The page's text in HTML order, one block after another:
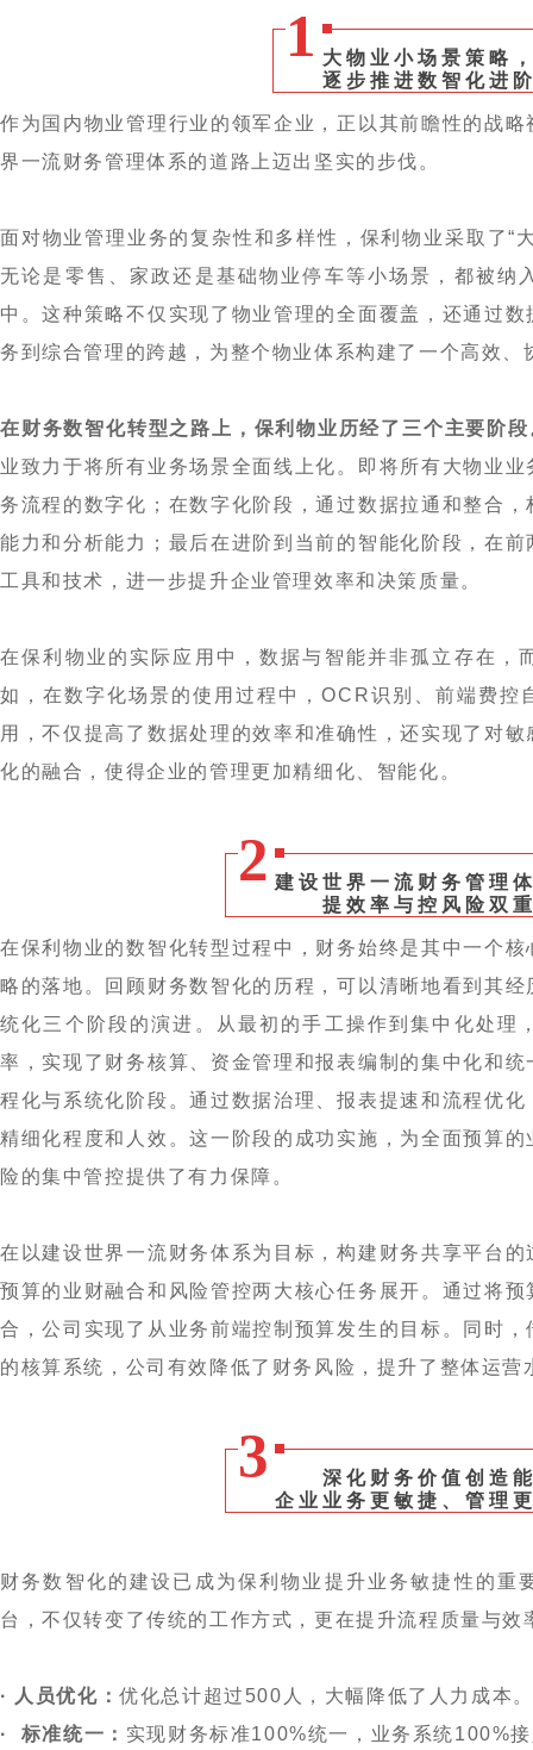
1 大物业小场景策略
逐步推进数智化进
作为国内物业管理行业的领军企业，正以其前瞻性的战
界一流财务管理体系的道路上迈出坚实的步伐。
面对物业管理业务的复杂性和多样性，保利物业采取了“
无论是零售、家政还是基础物业停车等小场景，都被纳
中。这种策略不仅实现了物业管理的全面覆盖，还通过
务到综合管理的跨越，为整个物业体系构建了一个高效、
在财务数智化转型之路上，保利物业历经了三个主要阶段
业致力于将所有业务场景全面线上化。即将所有大物业
务流程的数字化；在数字化阶段，通过数据拉通和整合
能力和分析能力；最后在进阶到当前的智能化阶段，在
工具和技术，进一步提升企业管理效率和决策质量。
在保利物业的实际应用中，数据与智能并非孤立存在，
如，在数字化场景的使用过程中，OCR识别、前端费控
用，不仅提高了数据处理的效率和准确性，还实现了对
化的融合，使得企业的管理更加精细化、智能化。
2 建设世界一流财务管理
提效率与控风险双
在保利物业的数智化转型过程中，财务始终是其中一个
略的落地。回顾财务数智化的历程，可以清晰地看到其
统化三个阶段的演进。从最初的手工操作到集中化处理
率，实现了财务核算、资金管理和报表编制的集中化和
程化与系统化阶段。通过数据治理、报表提速和流程优
精细化程度和人效。这一阶段的成功实施，为全面预算
险的集中管控提供了有力保障。
在以建设世界一流财务体系为目标，构建财务共享平台
预算的业财融合和风险管控两大核心任务展开。通过将
合，公司实现了从业务前端控制预算发生的目标。同时
的核算系统，公司有效降低了财务风险，提升了整体运营
3
深化财务价值创造
企业业务更敏捷、管理
财务数智化的建设已成为保利物业提升业务敏捷性的重
台，不仅转变了传统的工作方式，更在提升流程质量与效
· 人员优化：优化总计超过500人，大幅降低了人力成本。
· 标准统一： 实现财务标准100%统一，业务系统100%